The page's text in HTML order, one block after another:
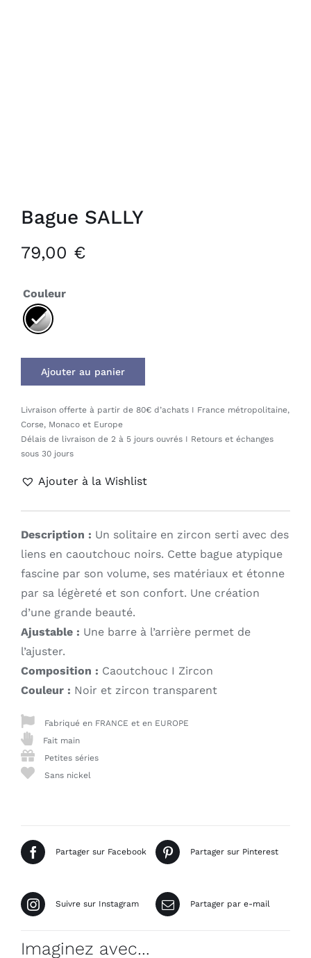
Bague SALLY
79,00 €
Couleur
Ajouter au panier
Livraison offerte à partir de 80€ d’achats I France métropolitaine,
Corse, Monaco et Europe
Délais de livraison de 2 à 5 jours ouvrés I Retours et échanges
sous 30 jours
Ajouter à la Wishlist
Description : Un solitaire en zircon serti avec des
liens en caoutchouc noirs. Cette bague atypique
fascine par son volume, ses matériaux et étonne
par sa légèreté et son confort. Une création
d’une grande beauté.
Ajustable : Une barre à l’arrière permet de
l’ajuster.
Composition : Caoutchouc I Zircon
Couleur : Noir et zircon transparent
Fabriqué en FRANCE et en EUROPE
Fait main
Petites séries
Sans nickel
Partager sur Facebook Partager sur Pinterest
Suivre sur Instagram Partager par e-mail
Imaginez avec…